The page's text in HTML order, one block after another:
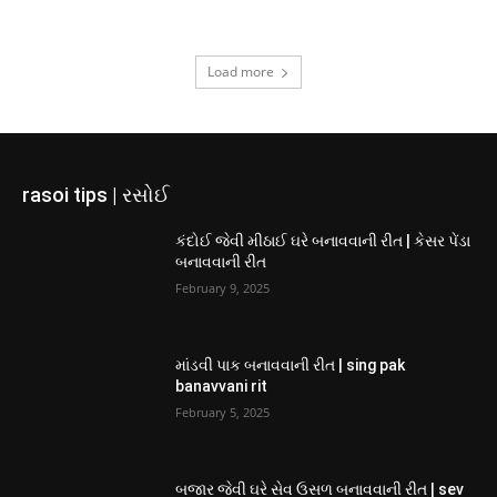
Load more
rasoi tips | રસોઈ
કંદોઈ જેવી મીઠાઈ ઘરે બનાવવાની રીત | કેસર પેંડા
બનાવવાની રીત
February 9, 2025
માંડવી પાક બનાવવાની રીત | sing pak
banavvani rit
February 5, 2025
બજાર જેવી ઘરે સેવ ઉસળ બનાવવાની રીત | sev